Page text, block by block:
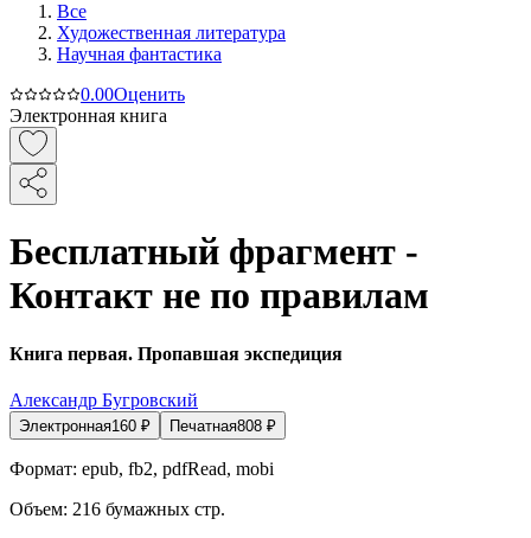
Все
Художественная литература
Научная фантастика
0.00Оценить
Электронная книга
Бесплатный фрагмент -
Контакт не по правилам
Книга первая. Пропавшая экспедиция
Александр Бугровский
Электронная160 ₽ Печатная808 ₽
Формат: epub, fb2, pdfRead, mobi
Объем: 216 бумажных стр.